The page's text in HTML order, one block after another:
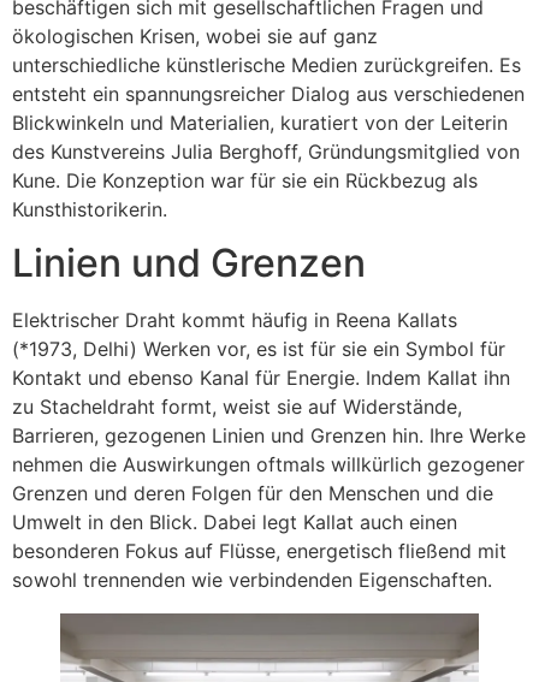
beschäftigen sich mit gesellschaftlichen Fragen und
ökologischen Krisen, wobei sie auf ganz
unterschiedliche künstlerische Medien zurückgreifen. Es
entsteht ein spannungsreicher Dialog aus verschiedenen
Blickwinkeln und Materialien, kuratiert von der Leiterin
des Kunstvereins Julia Berghoff, Gründungsmitglied von
Kune. Die Konzeption war für sie ein Rückbezug als
Kunsthistorikerin.
Linien und Grenzen
Elektrischer Draht kommt häufig in Reena Kallats
(*1973, Delhi) Werken vor, es ist für sie ein Symbol für
Kontakt und ebenso Kanal für Energie. Indem Kallat ihn
zu Stacheldraht formt, weist sie auf Widerstände,
Barrieren, gezogenen Linien und Grenzen hin. Ihre Werke
nehmen die Auswirkungen oftmals willkürlich gezogener
Grenzen und deren Folgen für den Menschen und die
Umwelt in den Blick. Dabei legt Kallat auch einen
besonderen Fokus auf Flüsse, energetisch fließend mit
sowohl trennenden wie verbindenden Eigenschaften.